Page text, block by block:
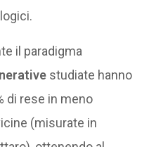
il paradigma
studiate hanno
di rese in meno
(misurate in